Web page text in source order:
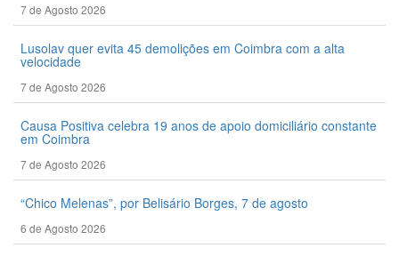
7 de Agosto 2026
Lusolav quer evita 45 demolições em Coimbra com a alta
velocidade
7 de Agosto 2026
Causa Positiva celebra 19 anos de apoio domiciliário constante
em Coimbra
7 de Agosto 2026
“Chico Melenas”, por Belisário Borges, 7 de agosto
6 de Agosto 2026